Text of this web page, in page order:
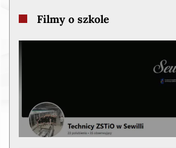
Filmy o szkole